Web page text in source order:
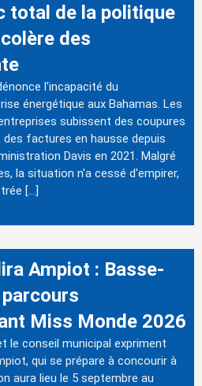
total de la politique
des
l'incapacité du
énergétique aux Bahamas. Les
subissent des coupures
factures en hausse depuis
Davis en 2021. Malgré
la situation n'a cessé d'empirer,
[…]
Ampiot : Basse-
Miss Monde 2026
le conseil municipal expriment
qui se prépare à concourir à
aura lieu le 5 septembre au